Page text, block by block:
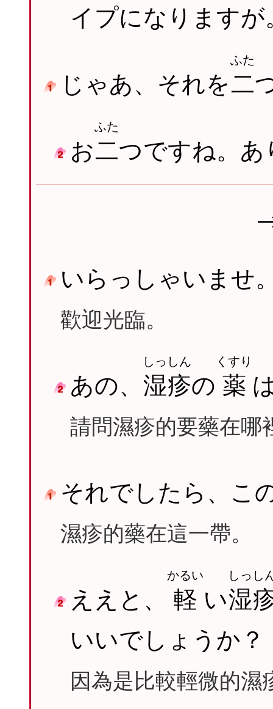
イプになりますが
じゃあ、それを二
ふた
お二
ふた
つですね。
いらっしゃいませ
歡迎光臨。
あの、 湿疹
しっしん
の 薬
くすり
請問濕疹的要藥在哪
それでしたら、こ
濕疹的藥在這一帶。
ええと、 軽
かるい
い湿
しっし
いいでしょうか？
因為是比較輕微的濕